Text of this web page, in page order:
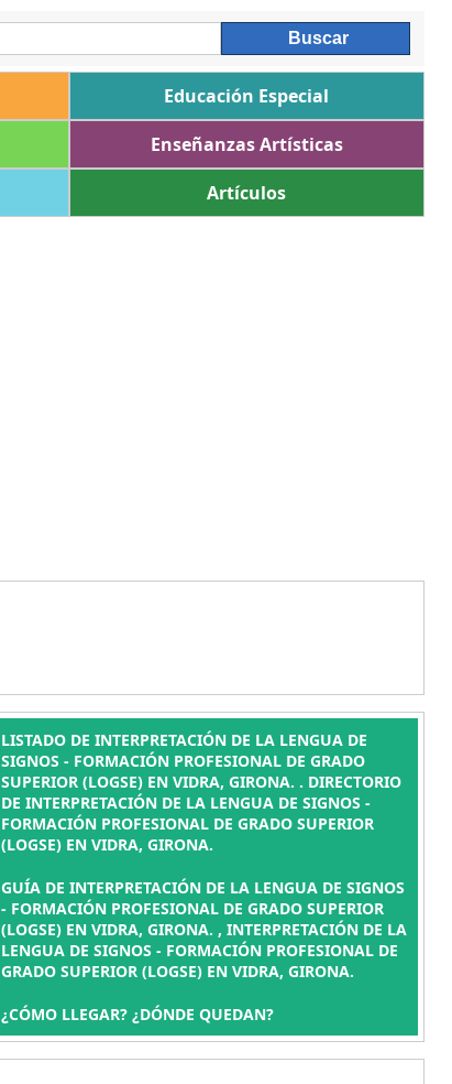
Educación Especial
Enseñanzas Artísticas
Artículos
LISTADO DE INTERPRETACIÓN DE LA LENGUA DE
SIGNOS - FORMACIÓN PROFESIONAL DE GRADO
SUPERIOR (LOGSE) EN VIDRA, GIRONA. . DIRECTORIO
DE INTERPRETACIÓN DE LA LENGUA DE SIGNOS -
FORMACIÓN PROFESIONAL DE GRADO SUPERIOR
(LOGSE) EN VIDRA, GIRONA.
GUÍA DE INTERPRETACIÓN DE LA LENGUA DE SIGNOS
- FORMACIÓN PROFESIONAL DE GRADO SUPERIOR
(LOGSE) EN VIDRA, GIRONA. , INTERPRETACIÓN DE LA
LENGUA DE SIGNOS - FORMACIÓN PROFESIONAL DE
GRADO SUPERIOR (LOGSE) EN VIDRA, GIRONA.
¿CÓMO LLEGAR? ¿DÓNDE QUEDAN?